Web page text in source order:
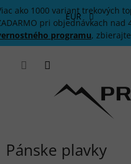
Prejsť
na
obsah
ako 1000 variant trekových
pri objednávkach
programu,
EUR
Pánske plavky